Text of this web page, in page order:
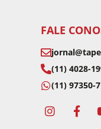
FALE
(11) 4028-
(11) 97350-